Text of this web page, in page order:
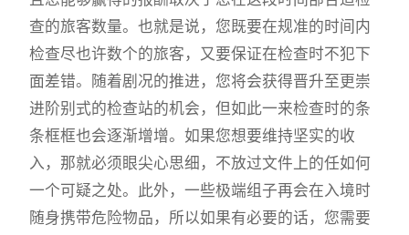
查的旅客数量。也就是说，您既要在规准的时间内
检查尽也许数个的旅客，又要保证在检查时不犯下
面差错。随着剧况的推进，您将会获得晋升至更崇
进阶别式的检查站的机会，但如此一来检查时的条
条框框也会逐渐增增。如果您想要维持坚实的收
入，那就必须眼尖心思细，不放过文件上的任如何
一个可疑之处。此外，一些极端组子再会在入境时
随身携带危险物品，所以如果有必要的话，您需要